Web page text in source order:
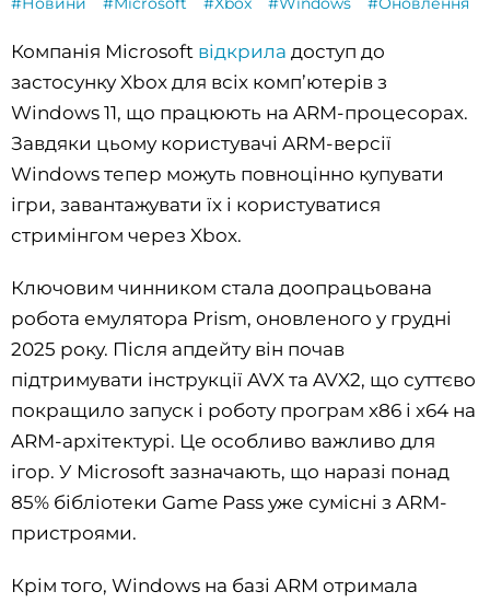
Компанія Microsoft відкрила доступ до
застосунку Xbox для всіх комп’ютерів з
Windows 11, що працюють на ARM-процесорах.
Завдяки цьому користувачі ARM-версії
Windows тепер можуть повноцінно купувати
ігри, завантажувати їх і користуватися
стримінгом через Xbox.
Ключовим чинником стала доопрацьована
робота емулятора Prism, оновленого у грудні
2025 року. Після апдейту він почав
підтримувати інструкції AVX та AVX2, що суттєво
покращило запуск і роботу програм x86 і x64 на
ARM-архітектурі. Це особливо важливо для
ігор. У Microsoft зазначають, що наразі понад
85% бібліотеки Game Pass уже сумісні з ARM-
пристроями.
Крім того, Windows на базі ARM отримала